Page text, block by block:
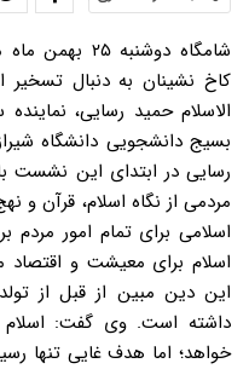
شامگاه
کاخ نشینان به دنبال
الاسلام حمید رسایی،
بسیج دانشجویی دانشگاه
رسایی در ابتدای این نشست
مردمی از نگاه اسلام، قرآن و
اسلامی برای تمام امور مردم
اسلام برای معیشت و اقتصاد
این دین مبین از قبل از
داشته است. وی گفت:
خواهد؛ اما هدف غایی تنها